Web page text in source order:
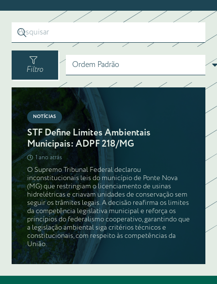
Filtro
NOTÍCIAS
STF Define Limites Ambientais
Municipais: ADPF 218/MG
1 ano atrás
O Supremo Tribunal Federal declarou
inconstitucionais leis do município de Ponte Nova
(MG) que restringiam o licenciamento de usinas
hidrelétricas e criavam unidades de conservação sem
seguir os trâmites legais. A decisão reafirma os limites
da competência legislativa municipal e reforça os
princípios do federalismo cooperativo, garantindo que
a legislação ambiental siga critérios técnicos e
constitucionais, com respeito às competências da
União.